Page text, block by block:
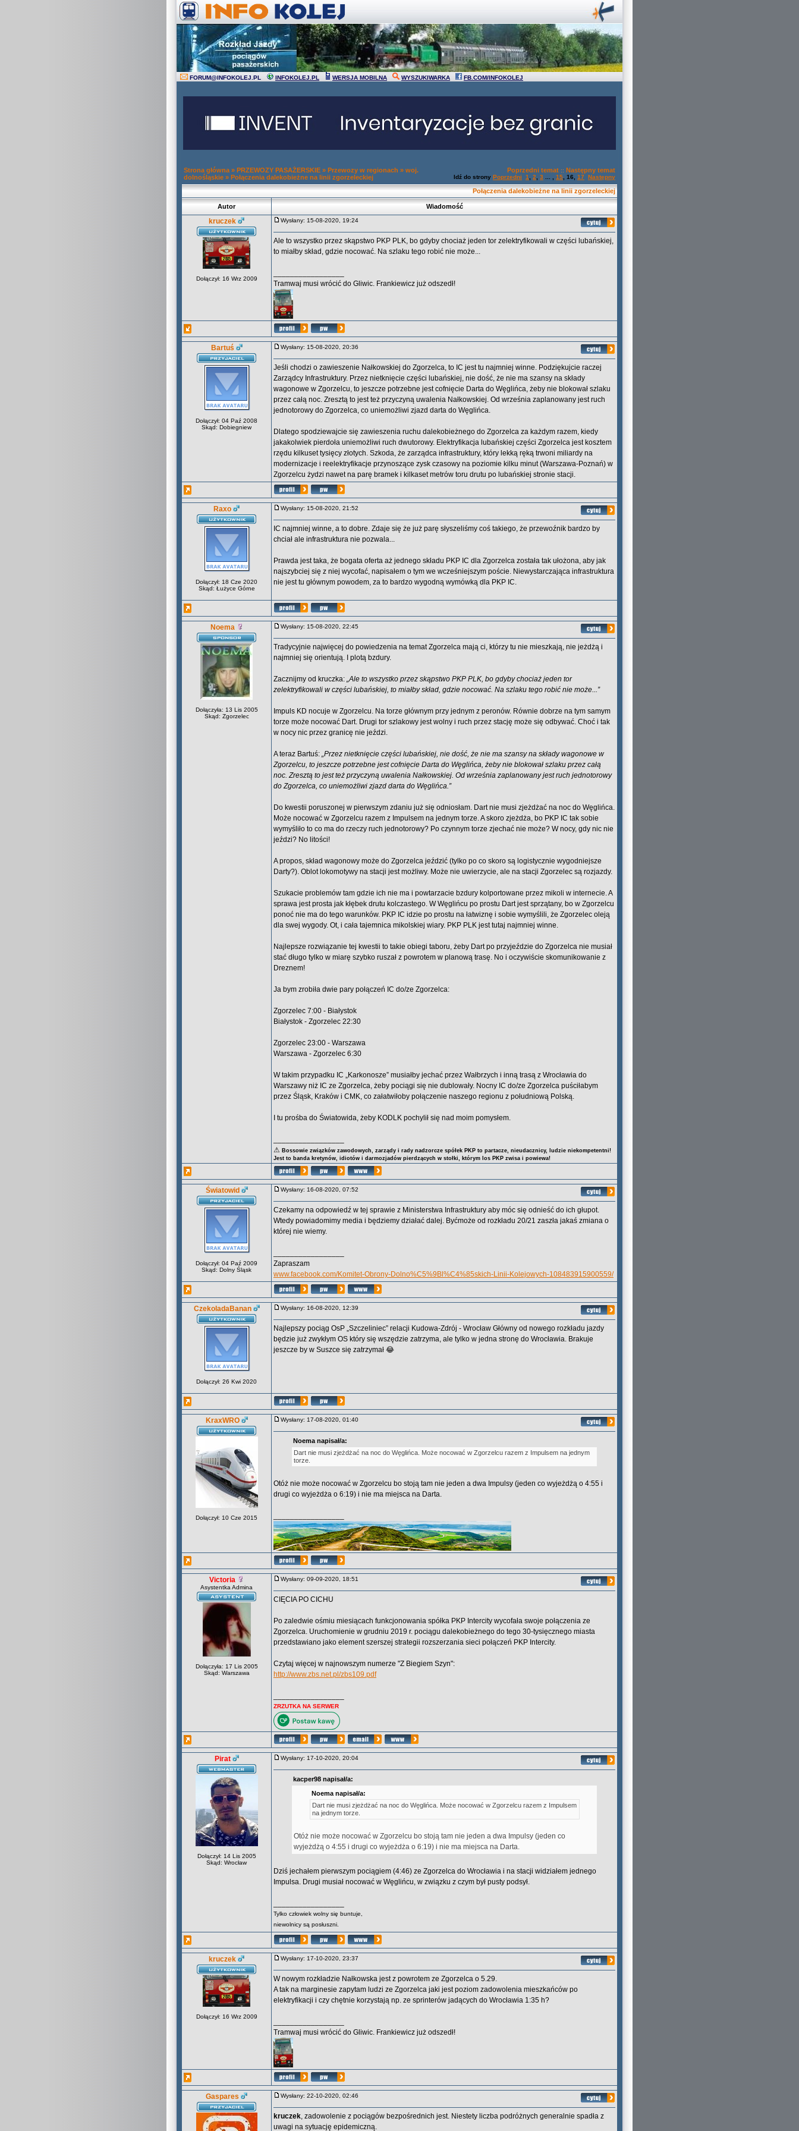
FORUM@INFOKOLEJ.PL INFOKOLEJ.PL WERSJA MOBILNA WYSZUKIWARKA FB.COM/INFOKOLEJ
Strona główna » PRZEWOZY PASAŻERSKIE » Przewozy w regionach » woj.
dolnośląskie » Połączenia dalekobieżne na linii zgorzeleckiej
Poprzedni temat :: Następny temat
Idź do strony Poprzedni 1 2 3 15 16 17 Następny
Połączenia dalekobieżne na linii zgorzeleckiej
Autor Wiadomość
kruczek
Dołączył: 16 Wrz 2009
Wysłany: 15-08-2020, 19:24
Ale to wszystko przez skąpstwo PKP PLK, bo gdyby chociaż jeden tor zelektryfikowali w części lubańskiej,
to miałby skład, gdzie nocować. Na szlaku tego robić nie może...
Tramwaj musi wrócić do Gliwic. Frankiewicz już odszedł!
Bartuś
Dołączył: 04 Paź 2008
Skąd: Dobiegniew
Wysłany: 15-08-2020, 20:36
Jeśli chodzi o zawieszenie Nałkowskiej do Zgorzelca, to IC jest tu najmniej winne. Podziękujcie raczej
Zarządcy Infrastruktury. Przez nietknięcie części lubańskiej, nie dość, że nie ma szansy na składy
wagonowe w Zgorzelcu, to jeszcze potrzebne jest cofnięcie Darta do Węglińca, żeby nie blokował szlaku
przez całą noc. Zresztą to jest też przyczyną uwalenia Nałkowskiej. Od września zaplanowany jest ruch
jednotorowy do Zgorzelca, co uniemożliwi zjazd darta do Węglińca.
Dlatego spodziewajcie się zawieszenia ruchu dalekobieżnego do Zgorzelca za każdym razem, kiedy
jakakolwiek pierdoła uniemożliwi ruch dwutorowy. Elektryfikacja lubańskiej części Zgorzelca jest kosztem
rzędu kilkuset tysięcy złotych. Szkoda, że zarządca infrastruktury, który lekką ręką trwoni miliardy na
modernizacje i reelektryfikacje przynoszące zysk czasowy na poziomie kilku minut (Warszawa-Poznań) w
Zgorzelcu żydzi nawet na parę bramek i kilkaset metrów toru drutu po lubańskiej stronie stacji.
Raxo
Dołączył: 18 Cze 2020
Skąd: Łużyce Górne
Wysłany: 15-08-2020, 21:52
IC najmniej winne, a to dobre. Zdaje się że już parę słyszeliśmy coś takiego, że przewoźnik bardzo by
chciał ale infrastruktura nie pozwala...
Prawda jest taka, że bogata oferta aż jednego składu PKP IC dla Zgorzelca została tak ułożona, aby jak
najszybciej się z niej wycofać, napisałem o tym we wcześniejszym poście. Niewystarczająca infrastruktura
nie jest tu głównym powodem, za to bardzo wygodną wymówką dla PKP IC.
Noema
Dołączyła: 13 Lis 2005
Skąd: Zgorzelec
Wysłany: 15-08-2020, 22:45
Tradycyjnie najwięcej do powiedzenia na temat Zgorzelca mają ci, którzy tu nie mieszkają, nie jeżdżą i
najmniej się orientują. I plotą bzdury.
Zacznijmy od kruczka: „Ale to wszystko przez skąpstwo PKP PLK, bo gdyby chociaż jeden tor
zelektryfikowali w części lubańskiej, to miałby skład, gdzie nocować. Na szlaku tego robić nie może...”
Impuls KD nocuje w Zgorzelcu. Na torze głównym przy jednym z peronów. Równie dobrze na tym samym
torze może nocować Dart. Drugi tor szlakowy jest wolny i ruch przez stację może się odbywać. Choć i tak
w nocy nic przez granicę nie jeździ.
A teraz Bartuś: „Przez nietknięcie części lubańskiej, nie dość, że nie ma szansy na składy wagonowe w
Zgorzelcu, to jeszcze potrzebne jest cofnięcie Darta do Węglińca, żeby nie blokował szlaku przez całą
noc. Zresztą to jest też przyczyną uwalenia Nałkowskiej. Od września zaplanowany jest ruch jednotorowy
do Zgorzelca, co uniemożliwi zjazd darta do Węglińca.”
Do kwestii poruszonej w pierwszym zdaniu już się odniosłam. Dart nie musi zjeżdżać na noc do Węglińca.
Może nocować w Zgorzelcu razem z Impulsem na jednym torze. A skoro zjeżdża, bo PKP IC tak sobie
wymyśliło to co ma do rzeczy ruch jednotorowy? Po czynnym torze zjechać nie może? W nocy, gdy nic nie
jeździ? No litości!
A propos, skład wagonowy może do Zgorzelca jeździć (tylko po co skoro są logistycznie wygodniejsze
Darty?). Oblot lokomotywy na stacji jest możliwy. Może nie uwierzycie, ale na stacji Zgorzelec są rozjazdy.
Szukacie problemów tam gdzie ich nie ma i powtarzacie bzdury kolportowane przez mikoli w internecie. A
sprawa jest prosta jak kłębek drutu kolczastego. W Węglińcu po prostu Dart jest sprzątany, bo w Zgorzelcu
ponoć nie ma do tego warunków. PKP IC idzie po prostu na łatwiznę i sobie wymyślili, że Zgorzelec oleją
dla swej wygody. Ot, i cała tajemnica mikolskiej wiary. PKP PLK jest tutaj najmniej winne.
Najlepsze rozwiązanie tej kwestii to takie obiegi taboru, żeby Dart po przyjeździe do Zgorzelca nie musiał
stać długo tylko w miarę szybko ruszał z powrotem w planową trasę. No i oczywiście skomunikowanie z
Dreznem!
Ja bym zrobiła dwie pary połączeń IC do/ze Zgorzelca:
Zgorzelec 7:00 - Białystok
Białystok - Zgorzelec 22:30
Zgorzelec 23:00 - Warszawa
Warszawa - Zgorzelec 6:30
W takim przypadku IC „Karkonosze” musiałby jechać przez Wałbrzych i inną trasą z Wrocławia do
Warszawy niż IC ze Zgorzelca, żeby pociągi się nie dublowały. Nocny IC do/ze Zgorzelca puściłabym
przez Śląsk, Kraków i CMK, co załatwiłoby połączenie naszego regionu z południową Polską.
I tu prośba do Światowida, żeby KODLK pochylił się nad moim pomysłem.
⚠ Bossowie związków zawodowych, zarządy i rady nadzorcze spółek PKP to partacze, nieudacznicy, ludzie niekompetentni!
Jest to banda kretynów, idiotów i darmozjadów pierdzących w stołki, którym los PKP zwisa i powiewa!
Światowid
Dołączył: 04 Paź 2009
Skąd: Dolny Śląsk
Wysłany: 16-08-2020, 07:52
Czekamy na odpowiedź w tej sprawie z Ministerstwa Infrastruktury aby móc się odnieść do ich głupot.
Wtedy powiadomimy media i będziemy działać dalej. Byćmoże od rozkładu 20/21 zaszła jakaś zmiana o
której nie wiemy.
Zapraszam
www.facebook.com/Komitet-Obrony-Dolno%C5%9Bl%C4%85skich-Linii-Kolejowych-108483915900559/
CzekoladaBanan
Dołączył: 26 Kwi 2020
Wysłany: 16-08-2020, 12:39
Najlepszy pociąg OsP „Szczeliniec” relacji Kudowa-Zdrój - Wrocław Główny od nowego rozkładu jazdy
będzie już zwykłym OS który się wszędzie zatrzyma, ale tylko w jedna stronę do Wrocławia. Brakuje
jeszcze by w Suszce się zatrzymał 😂
KraxWRO
Dołączył: 10 Cze 2015
Wysłany: 17-08-2020, 01:40
Noema napisał/a:
Dart nie musi zjeżdżać na noc do Węglińca. Może nocować w Zgorzelcu razem z Impulsem na jednym
torze.
Otóż nie może nocować w Zgorzelcu bo stoją tam nie jeden a dwa Impulsy (jeden co wyjeżdżą o 4:55 i
drugi co wyjeżdża o 6:19) i nie ma miejsca na Darta.
Victoria
Asystentka Admina
Dołączyła: 17 Lis 2005
Skąd: Warszawa
Wysłany: 09-09-2020, 18:51
CIĘCIA PO CICHU
Po zaledwie ośmiu miesiącach funkcjonowania spółka PKP Intercity wycofała swoje połączenia ze
Zgorzelca. Uruchomienie w grudniu 2019 r. pociągu dalekobieżnego do tego 30-tysięcznego miasta
przedstawiano jako element szerszej strategii rozszerzania sieci połączeń PKP Intercity.
Czytaj więcej w najnowszym numerze "Z Biegiem Szyn":
http://www.zbs.net.pl/zbs109.pdf
ZRZUTKA NA SERWER
Pirat
Dołączył: 14 Lis 2005
Skąd: Wrocław
Wysłany: 17-10-2020, 20:04
kacper98 napisał/a:
Noema napisał/a:
Dart nie musi zjeżdżać na noc do Węglińca. Może nocować w Zgorzelcu razem z Impulsem
na jednym torze.
Otóż nie może nocować w Zgorzelcu bo stoją tam nie jeden a dwa Impulsy (jeden co
wyjeżdżą o 4:55 i drugi co wyjeżdża o 6:19) i nie ma miejsca na Darta.
Dziś jechałem pierwszym pociągiem (4:46) ze Zgorzelca do Wrocławia i na stacji widziałem jednego
Impulsa. Drugi musiał nocować w Węglińcu, w związku z czym był pusty podsył.
Tylko człowiek wolny się buntuje,
niewolnicy są posłuszni.
kruczek
Dołączył: 16 Wrz 2009
Wysłany: 17-10-2020, 23:37
W nowym rozkładzie Nałkowska jest z powrotem ze Zgorzelca o 5.29.
A tak na marginesie zapytam ludzi ze Zgorzelca jaki jest poziom zadowolenia mieszkańców po
elektryfikacji i czy chętnie korzystają np. ze sprinterów jadących do Wrocławia 1:35 h?
Tramwaj musi wrócić do Gliwic. Frankiewicz już odszedł!
Gaspares Wysłany: 22-10-2020, 02:46
kruczek, zadowolenie z pociągów bezpośrednich jest. Niestety liczba podróżnych generalnie spadła z
uwagi na sytuację epidemiczną.